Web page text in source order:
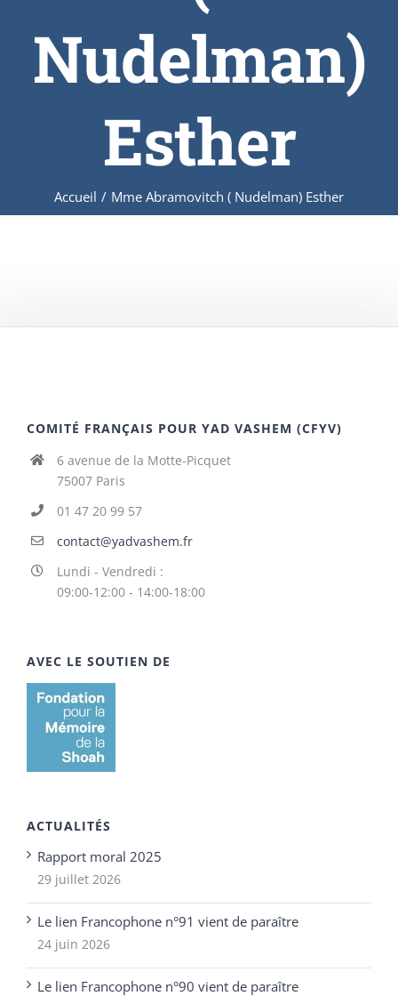
Nudelman)
Esther
Accueil / Mme Abramovitch ( Nudelman) Esther
COMITÉ FRANÇAIS POUR YAD VASHEM (CFYV)
6 avenue de la Motte-Picquet
75007 Paris
01 47 20 99 57
contact@yadvashem.fr
Lundi - Vendredi :
09:00-12:00 - 14:00-18:00
AVEC LE SOUTIEN DE
ACTUALITÉS
Rapport moral 2025
29 juillet 2026
Le lien Francophone n°91 vient de paraître
24 juin 2026
Le lien Francophone n°90 vient de paraître